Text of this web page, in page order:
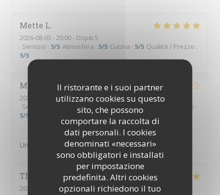
Il ristorante e i suoi partner
utilizzano cookies su questo
sito, che possono
comportare la raccolta di
dati personali. I cookies
denominati «necessari»
sono obbligatori e installati
per impostazione
predefinita. Altri cookies
opzionali richiedono il tuo
Mette L
2026-08-03 - 20:00 - Ospiti 5
Servizio : 5/5 Atmosfera : 5/5 Cucina : 5/5 Qualità / Prezzo :
5/5
Michel
2026-08-05
- 20:00 - Ospiti 4
Servizio
Atmosfera :4/5 Cucina: 4 /5 Qualità / Prezzo :
5/5
Un des meilleurs restaurants abordable de Villefranche.
Thierry
2026-08-02
- 19:00 - Ospiti 3